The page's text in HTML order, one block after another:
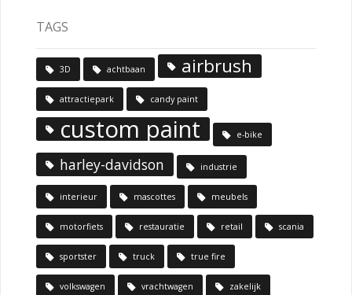
TAGS
3D achtbaan airbrush
attractiepark candy paint
custom paint e-bike
harley-davidson industrie
interieur mascottes meubels
motorfiets restauratie retail scania
sportster truck true fire
volkswagen vrachtwagen zakelijk